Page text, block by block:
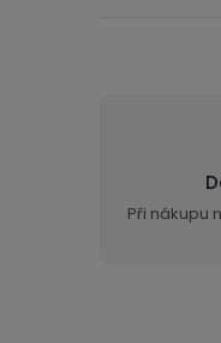
Při nákupu